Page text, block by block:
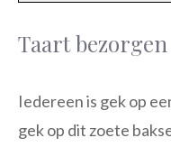
Taart bezorgen
Iedereen is gek op
gek op dit zoete